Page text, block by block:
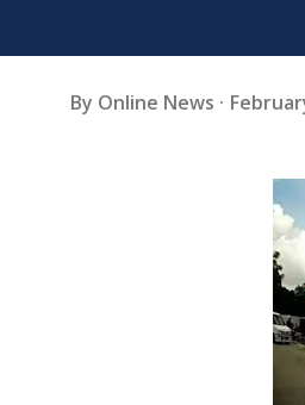
By Online News